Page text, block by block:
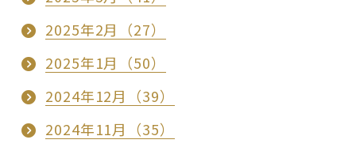
2025年2月（27）
2025年1月（50）
2024年12月（39）
2024年11月（35）